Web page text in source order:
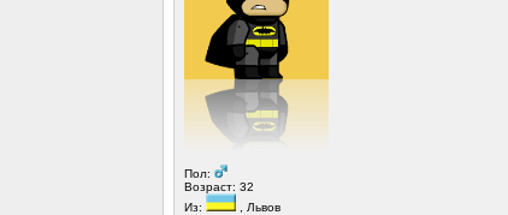
Пол:
Возраст: 32
Из:
, Львов